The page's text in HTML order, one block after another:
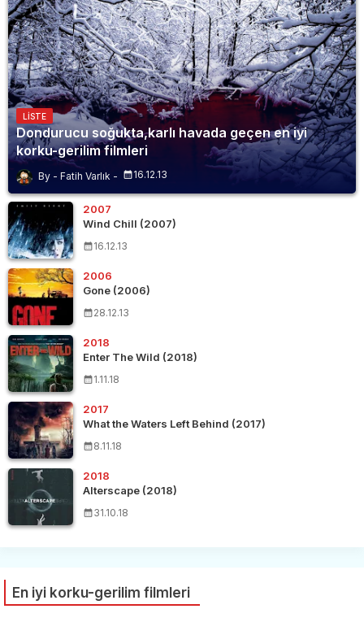
LISTE
Dondurucu soğukta,karlı havada geçen en iyi
korku-gerilim filmleri
Fatih Varlık 16.12.13
2007
Wind Chill (2007)
16.12.13
2006
Gone (2006)
28.12.13
2018
Enter The Wild (2018)
1.11.18
2017
What the Waters Left Behind (2017)
8.11.18
2018
Alterscape (2018)
31.10.18
En iyi korku-gerilim filmleri